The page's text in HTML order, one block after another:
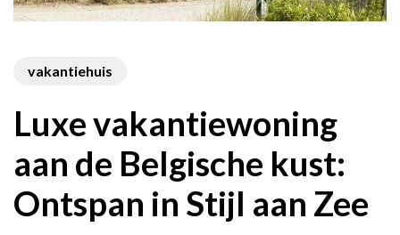
vakantiehuis
Luxe vakantiewoning
aan de Belgische kust:
Ontspan in Stijl aan Zee